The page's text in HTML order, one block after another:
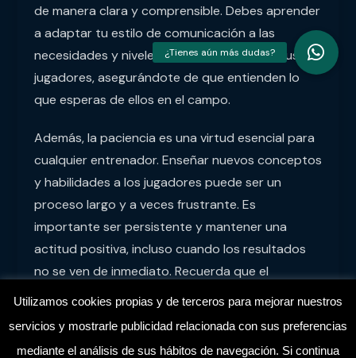
de manera clara y comprensible. Debes aprender
a adaptar tu estilo de comunicación a las
necesidades y niveles de comprensión de tus
jugadores, asegurándote de que entienden lo
que esperas de ellos en el campo.
Además, la paciencia es una virtud esencial para
cualquier entrenador. Enseñar nuevos conceptos
y habilidades a los jugadores puede ser un
proceso largo y a veces frustrante. Es
importante ser persistente y mantener una
actitud positiva, incluso cuando los resultados
no se ven de inmediato. Recuerda que el
progreso en el fútbol, especialmente en las
constante.
Utilizamos cookies propias y de terceros para mejorar nuestros
servicios y mostrarle publicidad relacionada con sus preferencias
mediante el análisis de sus hábitos de navegación. Si continua